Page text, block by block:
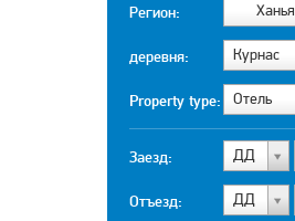
Регион: Ханья
деревня: Курнас
Property type: Отель
Заезд: ДД
Отъезд: ДД